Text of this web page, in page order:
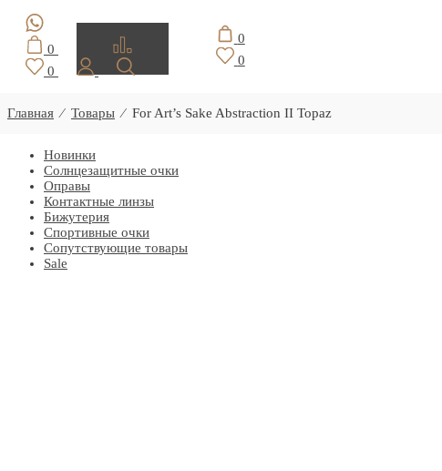
0
0
0
0
Главная ⁄ Товары ⁄ For Art’s Sake Abstraction II Topaz
Новинки
Солнцезащитные очки
Оправы
Контактные линзы
Бижутерия
Спортивные очки
Сопутствующие товары
Sale